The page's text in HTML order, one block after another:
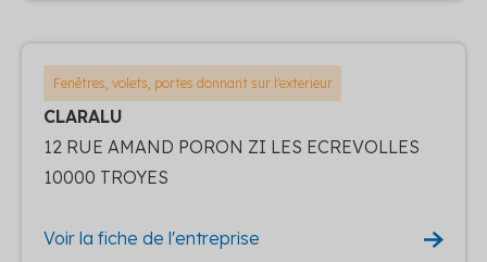
Fenêtres, volets, portes donnant sur l'exterieur
CLARALU
12 RUE AMAND PORON ZI LES ECREVOLLES
10000 TROYES
Voir la fiche de l'entreprise